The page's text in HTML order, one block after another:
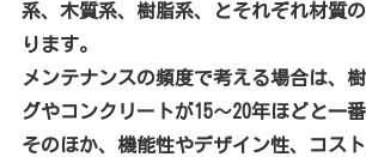
系、木質系、樹脂系、とそれぞれ材質
ります。
メンテナンスの頻度で考える場合は、
グやコンクリートが15〜20年ほどと一
そのほか、機能性やデザイン性、コス